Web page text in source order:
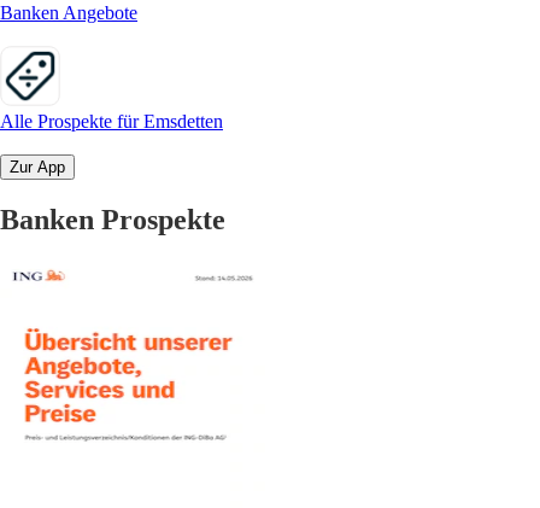
Banken Angebote
Alle Prospekte für Emsdetten
Zur App
Banken Prospekte